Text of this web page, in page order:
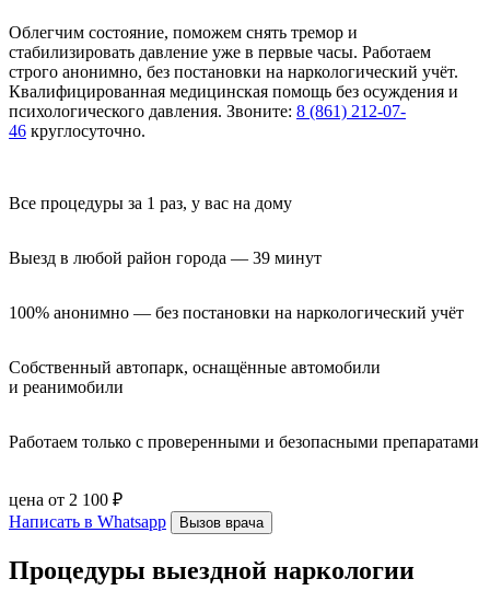
Облегчим состояние, поможем снять тремор и
стабилизировать давление уже в первые часы. Работаем
строго анонимно, без постановки на наркологический учёт.
Квалифицированная медицинская помощь без осуждения и
психологического давления. Звоните: 8 (861) 212-07-
46 круглосуточно.
Все процедуры за 1 раз, у вас на дому
Выезд в любой район города — 39 минут
100% анонимно — без постановки на наркологический учёт
Собственный автопарк, оснащённые автомобили
и реанимобили
Работаем только с проверенными и безопасными препаратами
цена от 2 100 ₽
Написать в Whatsapp
Вызов врача
Процедуры выездной наркологии